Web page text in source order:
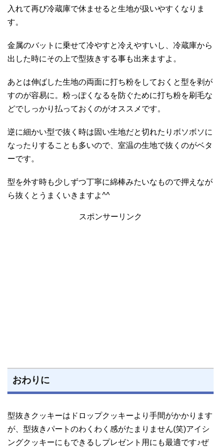
入れて再び冷蔵庫で休ませると生地が扱いやすくなりま
す。
金属のバットに乗せて冷やすと冷えやすいし、冷蔵庫から
出した時にその上で型抜きする事も出来ますよ。
あとは伸ばした生地の両面に打ち粉をしておくと型を剥が
すのが容易に。粉っぽくなるを防ぐために打ち粉を刷毛な
どでしっかり払っておくのがオススメです。
逆に細かい型で抜く時は固い生地だと切れたりボソボソに
なったりすることも多いので、室温の生地で抜くのがベタ
ーです。
型を外す時も少しずつ丁寧に綿棒みたいなもので押えなが
ら抜くとうまくいきますよ^^
スポンサーリンク
おわりに
型抜きクッキーはドロップクッキーより手間がかかります
が、型抜きパートのわくわく感がたまりません(笑)アイシ
ングクッキーにもできるしプレゼント用にも最適です♪ぜ